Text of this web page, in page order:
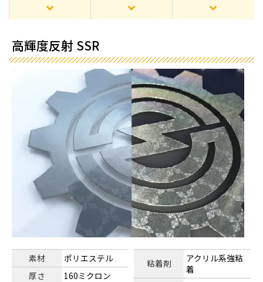
高輝度反射 SSR
素材
ポリエステル
厚さ
160ミクロン
粘着剤
アクリル系強粘
着